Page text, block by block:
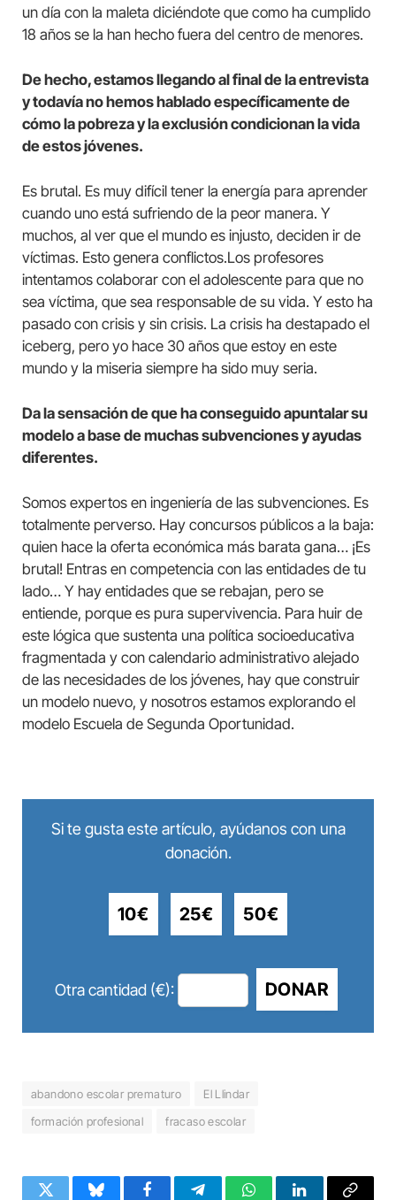
un día con la maleta diciéndote que como ha cumplido
18 años se la han hecho fuera del centro de menores.
De hecho, estamos llegando al final de la entrevista
y todavía no hemos hablado específicamente de
cómo la pobreza y la exclusión condicionan la vida
de estos jóvenes.
Es brutal. Es muy difícil tener la energía para aprender
cuando uno está sufriendo de la peor manera. Y
muchos, al ver que el mundo es injusto, deciden ir de
víctimas. Esto genera conflictos.Los profesores
intentamos colaborar con el adolescente para que no
sea víctima, que sea responsable de su vida. Y esto ha
pasado con crisis y sin crisis. La crisis ha destapado el
iceberg, pero yo hace 30 años que estoy en este
mundo y la miseria siempre ha sido muy seria.
Da la sensación de que ha conseguido apuntalar su
modelo a base de muchas subvenciones y ayudas
diferentes.
Somos expertos en ingeniería de las subvenciones. Es
totalmente perverso. Hay concursos públicos a la baja:
quien hace la oferta económica más barata gana… ¡Es
brutal! Entras en competencia con las entidades de tu
lado… Y hay entidades que se rebajan, pero se
entiende, porque es pura supervivencia. Para huir de
este lógica que sustenta una política socioeducativa
fragmentada y con calendario administrativo alejado
de las necesidades de los jóvenes, hay que construir
un modelo nuevo, y nosotros estamos explorando el
modelo Escuela de Segunda Oportunidad.
Si te gusta este artículo, ayúdanos con una
donación.
10€ 25€ 50€
Otra cantidad (€): DONAR
abandono escolar prematuro
El Llindar
formación profesional
fracaso escolar